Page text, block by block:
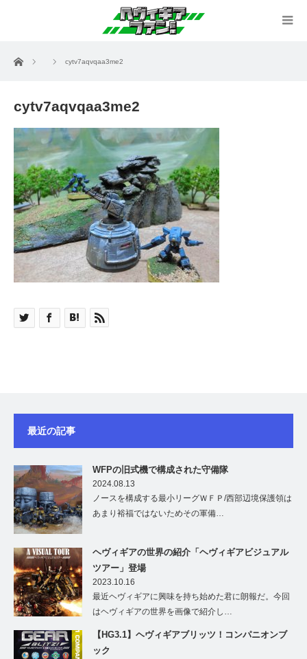
ホーム cytv7aqvqaa3me2
cytv7aqvqaa3me2
最近の記事
WFPの旧式機で構成された守備隊
2024.08.13
ノースを構成する最小リーグＷＦＰ/西部辺境保護領は
あまり裕福ではないためその軍備…
ヘヴィギアの世界の紹介「ヘヴィギアビジュアル
ツアー」登場
2023.10.16
最近ヘヴィギアに興味を持ち始めた君に朗報だ。今回
はヘヴィギアの世界を画像で紹介し…
【HG3.1】ヘヴィギアブリッツ！コンパニオンブ
ック